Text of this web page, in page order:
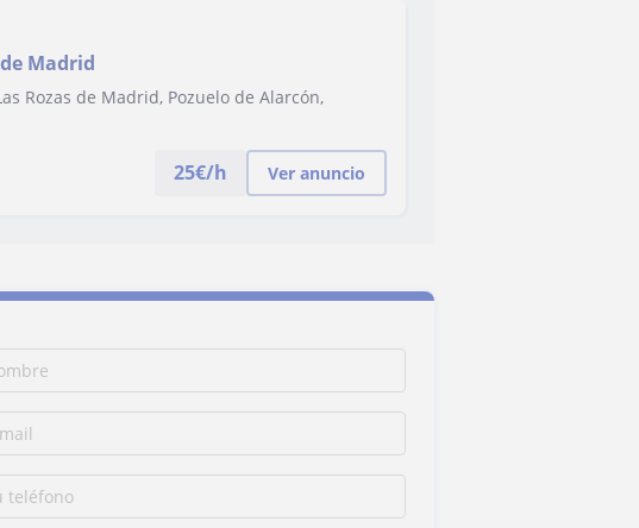
Madrid
Rozas de Madrid, Pozuelo de Alarcón,
25€/h Ver anuncio